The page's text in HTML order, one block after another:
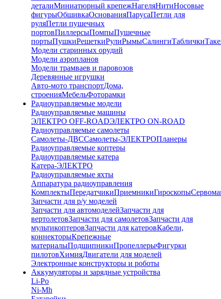
деталиМиниатюрный крепежНагеляНитиНосовые
фигурыОбшивкаОснованияПарусаПетли для
руляПетли пушечных
портовПиллерсыПомпыПушечные
портыПушкиРешеткиРулиРымыСалингиТаблички
Модели старинных орудий
Модели аэропланов
Модели трамваев и паровозов
Деревянные игрушки
Авто-мото транспортДома,
строенияМебельФоторамки
Радиоуправляемые модели
Радиоуправляемые машины
ЭЛЕКТРО OFF-ROADЭЛЕКТРО ON-ROAD
Радиоуправляемые самолеты
Самолеты-ДВССамолеты-ЭЛЕКТРОПланеры
Радиоуправляемые коптеры
Радиоуправляемые катера
Катера-ЭЛЕКТРО
Радиоуправляемые яхты
Аппаратура радиоуправления
КомплектыПередатчикиПриемникиГироскопы
Запчасти для р/у моделей
Запчасти для автомоделейЗапчасти для
вертолетовЗапчасти для самолетовЗапчасти для
мультикоптеровЗапчасти для катеровКабели,
коннекторыКрепежные
материалыПодшипникиПропеллерыФигурки
пилотовХимияДвигатели для моделей
Электронные конструкторы и роботы
Аккумуляторы и зарядные устройства
Li-Po
Ni-Mh